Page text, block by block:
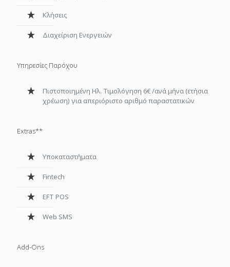
Κλήσεις
Διαχείριση Ενεργειών
Υπηρεσίες Παρόχου
Πιστοποιημένη Ηλ. Τιμολόγηση 6€ /ανά μήνα (ετήσια
χρέωση) για απεριόριστο αριθμό παραστατικών
Extras**
Υποκαταστήματα
Fintech
EFT POS
Web SMS
Add-Ons